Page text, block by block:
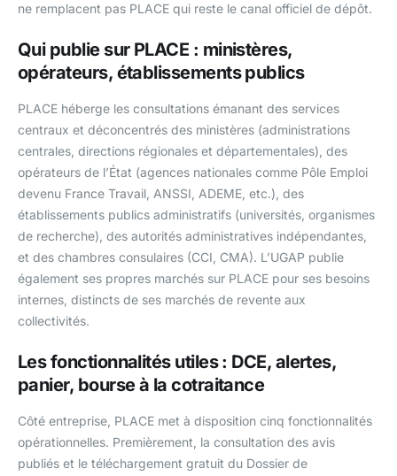
ne remplacent pas PLACE qui reste le canal officiel de dépôt.
Qui publie sur PLACE : ministères,
opérateurs, établissements publics
PLACE héberge les consultations émanant des services
centraux et déconcentrés des ministères (administrations
centrales, directions régionales et départementales), des
opérateurs de l’État (agences nationales comme Pôle Emploi
devenu France Travail, ANSSI, ADEME, etc.), des
établissements publics administratifs (universités, organismes
de recherche), des autorités administratives indépendantes,
et des chambres consulaires (CCI, CMA). L’UGAP publie
également ses propres marchés sur PLACE pour ses besoins
internes, distincts de ses marchés de revente aux
collectivités.
Les fonctionnalités utiles : DCE, alertes,
panier, bourse à la cotraitance
Côté entreprise, PLACE met à disposition cinq fonctionnalités
opérationnelles. Premièrement, la consultation des avis
publiés et le téléchargement gratuit du Dossier de